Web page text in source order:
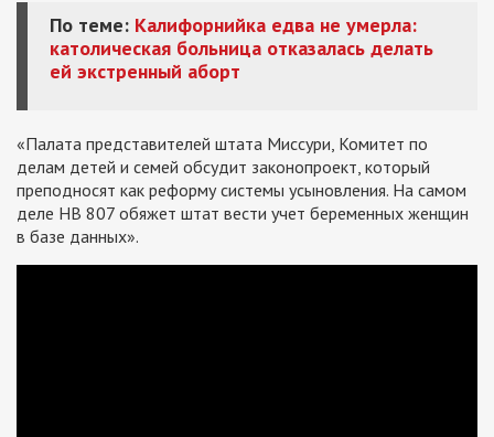
По теме: Калифорнийка едва не умерла:
католическая больница отказалась делать
ей экстренный аборт
«Палата представителей штата Миссури, Комитет по
делам детей и семей обсудит законопроект, который
преподносят как реформу системы усыновления. На самом
деле HB 807 обяжет штат вести учет беременных женщин
в базе данных».